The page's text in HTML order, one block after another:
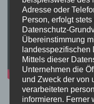
Adresse oder
Person, erfolgt
Datenschutz-
Übereinstimmung
landesspezifischen
Mittels dieser
Unternehmen die
und Zweck der von
verarbeiteten
informieren. Ferner